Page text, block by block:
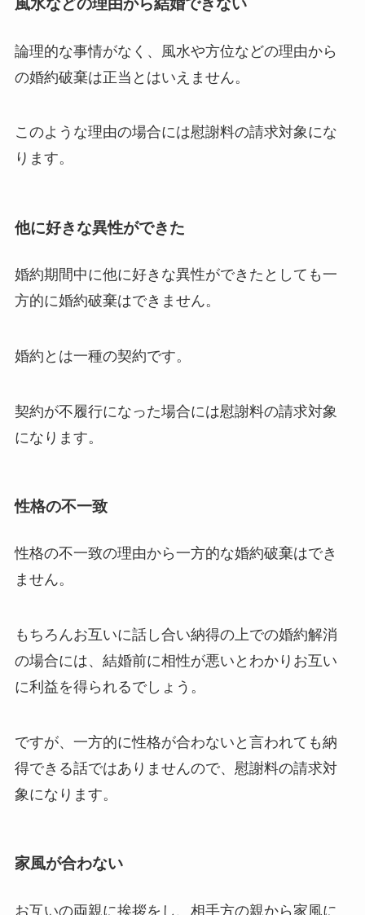
風水などの理由から結婚できない
論理的な事情がなく、風水や方位などの理由から
の婚約破棄は正当とはいえません。
このような理由の場合には慰謝料の請求対象にな
ります。
他に好きな異性ができた
婚約期間中に他に好きな異性ができたとしても一
方的に婚約破棄はできません。
婚約とは一種の契約です。
契約が不履行になった場合には慰謝料の請求対象
になります。
性格の不一致
性格の不一致の理由から一方的な婚約破棄はでき
ません。
もちろんお互いに話し合い納得の上での婚約解消
の場合には、結婚前に相性が悪いとわかりお互い
に利益を得られるでしょう。
ですが、一方的に性格が合わないと言われても納
得できる話ではありませんので、慰謝料の請求対
象になります。
家風が合わない
お互いの両親に挨拶をし、相手方の親から家風に